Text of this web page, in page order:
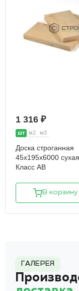
1 316 ₽
шт м2 м3
Доска строганная
45х195х6000
Класс АВ
В корзину
ГАЛЕРЕЯ